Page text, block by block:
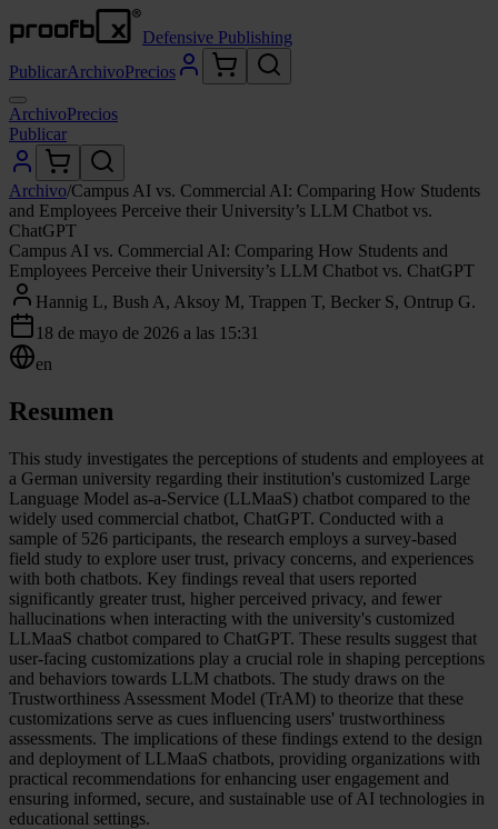
Defensive Publishing
PublicarArchivoPrecios
ArchivoPrecios
Publicar
Archivo/Campus AI vs. Commercial AI: Comparing How Students
and Employees Perceive their University’s LLM Chatbot vs.
ChatGPT
Campus AI vs. Commercial AI: Comparing How Students and
Employees Perceive their University’s LLM Chatbot vs. ChatGPT
Hannig L, Bush A, Aksoy M, Trappen T, Becker S, Ontrup G.
18 de mayo de 2026 a las 15:31
en
Resumen
This study investigates the perceptions of students and employees at
a German university regarding their institution's customized Large
Language Model as-a-Service (LLMaaS) chatbot compared to the
widely used commercial chatbot, ChatGPT. Conducted with a
sample of 526 participants, the research employs a survey-based
field study to explore user trust, privacy concerns, and experiences
with both chatbots. Key findings reveal that users reported
significantly greater trust, higher perceived privacy, and fewer
hallucinations when interacting with the university's customized
LLMaaS chatbot compared to ChatGPT. These results suggest that
user-facing customizations play a crucial role in shaping perceptions
and behaviors towards LLM chatbots. The study draws on the
Trustworthiness Assessment Model (TrAM) to theorize that these
customizations serve as cues influencing users' trustworthiness
assessments. The implications of these findings extend to the design
and deployment of LLMaaS chatbots, providing organizations with
practical recommendations for enhancing user engagement and
ensuring informed, secure, and sustainable use of AI technologies in
educational settings.